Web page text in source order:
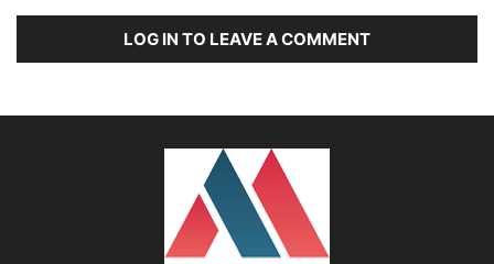
LOG IN TO LEAVE A COMMENT